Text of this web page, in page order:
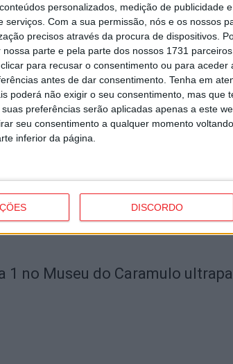
personalizados, medição de publicidade
serviços. Com a sua permissão, nós e os nossos
precisos através da procura de dispositivos.
parte e pela parte dos nossos 1731
para recusar o consentimento ou para
antes de dar consentimento. Tenha em
poderá não exigir o seu consentimento, mas que
preferências serão aplicadas apenas a este
seu consentimento a qualquer momento
inferior da página.
DISCORDO
por furto de cobre na região
1 no Museu do Caramulo